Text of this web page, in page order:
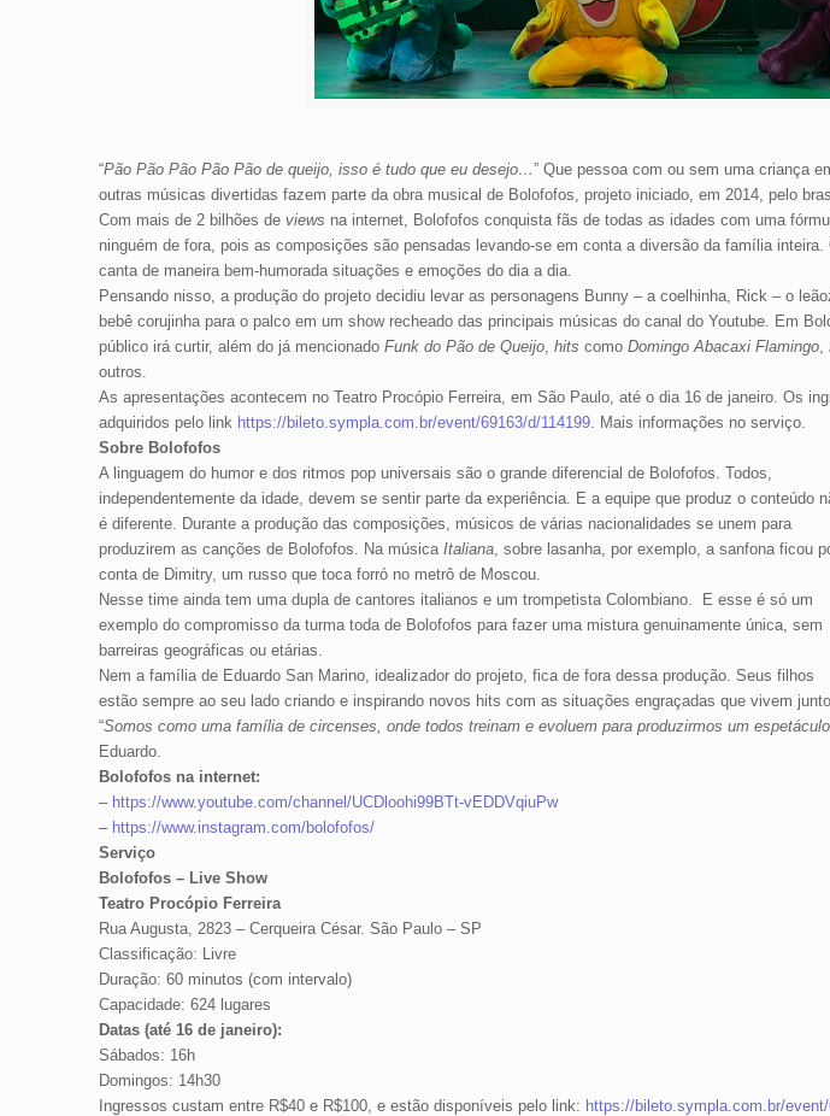
“Pão Pão Pão Pão Pão de queijo, isso é tudo que eu desejo…” Que pessoa com ou sem uma criança
outras músicas divertidas fazem parte da obra musical de Bolofofos, projeto iniciado, em 2014, pelo
Com mais de 2 bilhões de views na internet, Bolofofos conquista fãs de todas as idades com uma
ninguém de fora, pois as composições são pensadas levando-se em conta a diversão da família
canta de maneira bem-humorada situações e emoções do dia a dia.
Pensando nisso, a produção do projeto decidiu levar as personagens Bunny – a coelhinha, Rick – o
bebê corujinha para o palco em um show recheado das principais músicas do canal do Youtube. Em
público irá curtir, além do já mencionado Funk do Pão de Queijo, hits como Domingo Abacaxi Flamingo,
outros.
As apresentações acontecem no Teatro Procópio Ferreira, em São Paulo, até o dia 16 de janeiro. Os
adquiridos pelo link https://bileto.sympla.com.br/event/69163/d/114199. Mais informações no serviço.
Sobre Bolofofos
A linguagem do humor e dos ritmos pop universais são o grande diferencial de Bolofofos. Todos,
independentemente da idade, devem se sentir parte da experiência. E a equipe que produz o conteúdo
é diferente. Durante a produção das composições, músicos de várias nacionalidades se unem para
produzirem as canções de Bolofofos. Na música Italiana, sobre lasanha, por exemplo, a sanfona ficou
conta de Dimitry, um russo que toca forró no metrô de Moscou.
Nesse time ainda tem uma dupla de cantores italianos e um trompetista Colombiano. E esse é só um
exemplo do compromisso da turma toda de Bolofofos para fazer uma mistura genuinamente única, sem
barreiras geográficas ou etárias.
Nem a família de Eduardo San Marino, idealizador do projeto, fica de fora dessa produção. Seus filhos
estão sempre ao seu lado criando e inspirando novos hits com as situações engraçadas que vivem
“Somos como uma família de circenses, onde todos treinam e evoluem para produzirmos um
Eduardo.
Bolofofos na internet:
– https://www.youtube.com/channel/UCDloohi99BTt-vEDDVqiuPw
– https://www.instagram.com/bolofofos/
Serviço
Bolofofos – Live Show
Teatro Procópio Ferreira
Rua Augusta, 2823 – Cerqueira César. São Paulo – SP
Classificação: Livre
Duração: 60 minutos (com intervalo)
Capacidade: 624 lugares
Datas (até 16 de janeiro):
Sábados: 16h
Domingos: 14h30
Ingressos custam entre R$40 e R$100, e estão disponíveis pelo link: https://bileto.sympla.com.br/